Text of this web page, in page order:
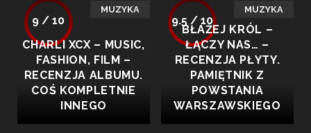
MUZYKA
9 / 10
CHARLI XCX – MUSIC,
FASHION, FILM –
RECENZJA ALBUMU.
COŚ KOMPLETNIE
INNEGO
MUZYKA
9.5 / 10
BŁAŻEJ KRÓL –
ŁĄCZY NAS… –
RECENZJA PŁYTY.
PAMIĘTNIK Z
POWSTANIA
WARSZAWSKIEGO